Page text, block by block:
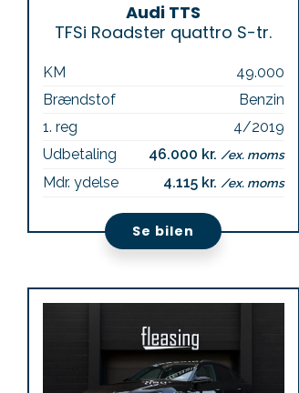
Audi TTS
TFSi Roadster quattro S-tr.
KM
49.000
Brændstof
Benzin
1. reg
4/2019
Udbetaling
46.000 kr. /ex. moms
Mdr. ydelse 4.115 kr. /ex. moms
Se bilen